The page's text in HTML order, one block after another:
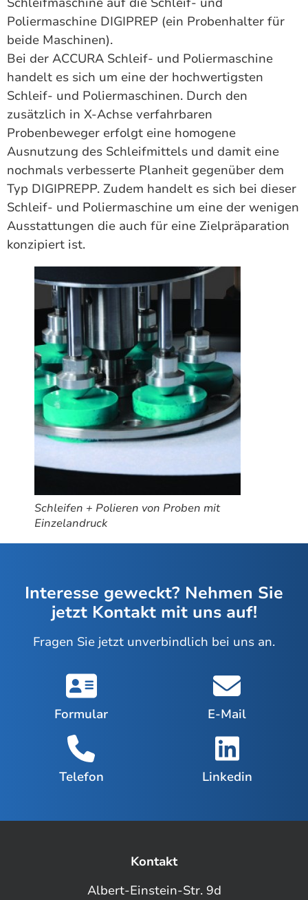
Poliermaschine DIGIPREP (ein Probenhalter für
beide Maschinen).
Bei der ACCURA Schleif- und Poliermaschine
handelt es sich um eine der hochwertigsten
Schleif- und Poliermaschinen. Durch den
zusätzlich in X-Achse verfahrbaren
Probenbeweger erfolgt eine homogene
Ausnutzung des Schleifmittels und damit eine
nochmals verbesserte Planheit gegenüber dem
Typ DIGIPREPP. Zudem handelt es sich bei dieser
Schleif- und Poliermaschine um eine der wenigen
Ausstattungen die auch für eine Zielpräparation
konzipiert ist.
Schleifen + Polieren von Proben mit
Einzelandruck
Interesse geweckt? Nehmen Sie
jetzt Kontakt mit uns auf!
Fragen Sie jetzt unverbindlich bei uns an.
Formular E-Mail
Telefon Linkedin
Kontakt
Albert-Einstein-Str. 9d